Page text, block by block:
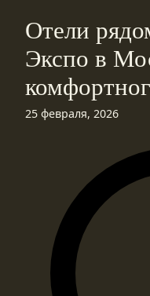
Отели
Экспо в
25 февраля, 2026